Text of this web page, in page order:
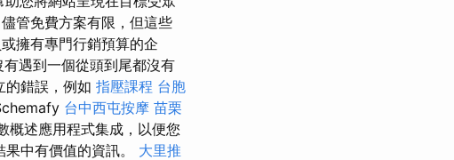
管免費方案有限，但這些
擁有專門行銷預算的企
遇到一個從頭到尾都沒有
的錯誤，例如 指壓課程 台胞
台中西屯按摩 苗栗
概述應用程式集成，以便您
中有價值的資訊。 大里推